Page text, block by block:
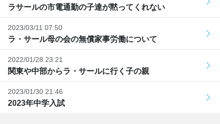
ラサールの市電通勤の子達が黙ってくれない
2023/03/11 07:50
ラ・サール母の会の無償家事労働について
2022/01/28 23:21
関東や中部からラ・サールに行く子の親
2023/01/30 21:46
2023年中学入試